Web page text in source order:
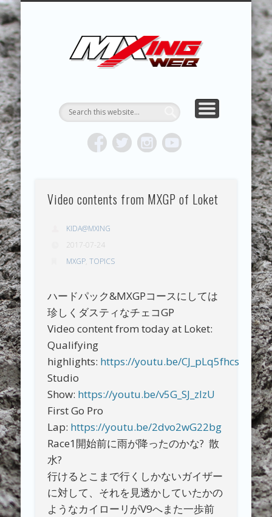
トク
HOME
TOPICS
ABOUT MX
RESULTS
REPORT
MXING & MXING＋PLUS
HYPER MXING
CONTACT
Video contents from MXGP of Loket
KIDA@MXING
2017-07-24
MXGP,TOPICS
ハードパック&MXGPコースにしては
珍しくダスティなチェコGP
Video content from today at Loket:
Qualifying
highlights: https://youtu.be/CJ_pLq5fhcs
Studio
Show: https://youtu.be/v5G_SJ_zlzU
First Go Pro
Lap: https://youtu.be/2dvo2wG22bg
Race1開始前に雨が降ったのかな? 散
水?
行けるとこまで行くしかないガイザー
に対して、それを見透かしていたかの
ようなカイローリがV9へまた一歩前